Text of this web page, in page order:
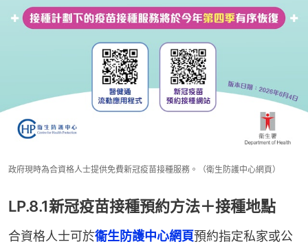
政府現時為合資格人士提供免費新冠疫苗接種服務。（衛生防護中心網頁）
LP.8.1新冠疫苗接種預約方法＋接種地點
合資格人士可於衞生防護中心網頁預約指定私家或公